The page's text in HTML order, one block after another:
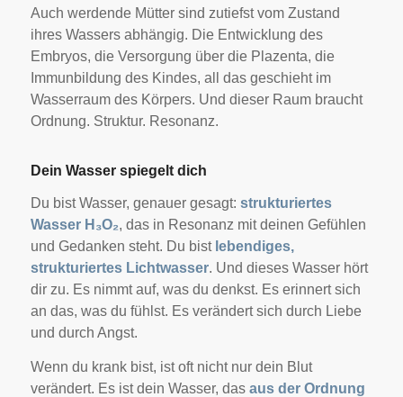
Auch werdende Mütter sind zutiefst vom Zustand
ihres Wassers abhängig. Die Entwicklung des
Embryos, die Versorgung über die Plazenta, die
Immunbildung des Kindes, all das geschieht im
Wasserraum des Körpers. Und dieser Raum braucht
Ordnung. Struktur. Resonanz.
Dein Wasser spiegelt dich
Du bist Wasser, genauer gesagt: strukturiertes
Wasser H₃O₂, das in Resonanz mit deinen Gefühlen
und Gedanken steht. Du bist lebendiges,
strukturiertes Lichtwasser. Und dieses Wasser hört
dir zu. Es nimmt auf, was du denkst. Es erinnert sich
an das, was du fühlst. Es verändert sich durch Liebe
und durch Angst.
Wenn du krank bist, ist oft nicht nur dein Blut
verändert. Es ist dein Wasser, das aus der Ordnung